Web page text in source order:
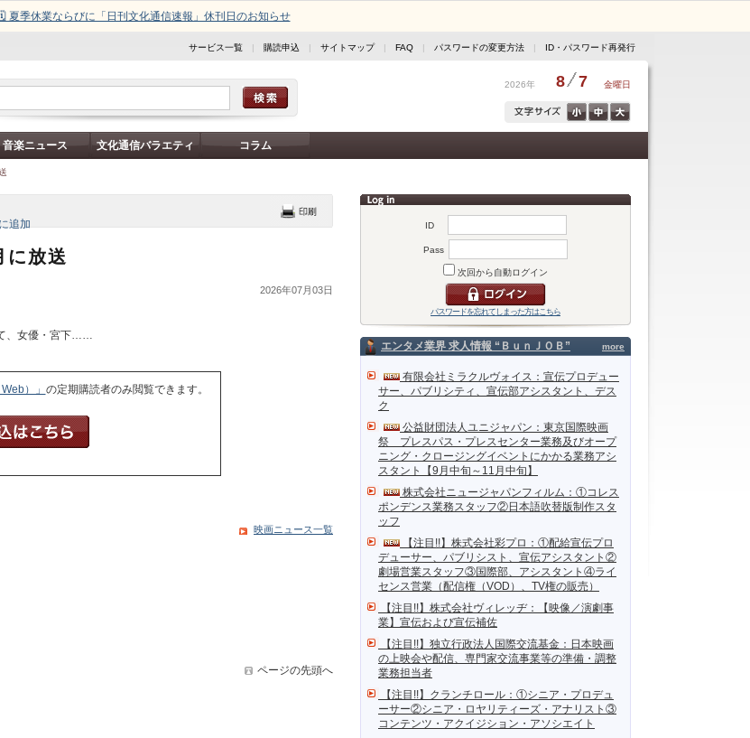
🗓️ 夏季休業ならびに「日刊文化通信速報」休刊日のお知らせ
サービス一覧 | 購読申込 | サイトマップ| FAQ | パスワードの変更方法 | ID・パスワード再発行
2026年 8 7 金曜日
音楽ニュース 文化通信バラエティ コラム
ID
Pass
次回から自動ログイン
パスワードを忘れてしまった方はこちら
more
エンタメ業界 求人情報 “ＢｕｎＪＯＢ”
有限会社ミラクルヴォイス：宣伝プロデュー
サー、パブリシティ、宣伝部アシスタント、デス
ク
公益財団法人ユニジャパン：東京国際映画
祭 プレスパス・プレスセンター業務及びオープ
ニング・クロージングイベントにかかる業務アシ
スタント【9月中旬～11月中旬】
株式会社ニュージャパンフィルム：①コレス
ポンデンス業務スタッフ②日本語吹替版制作スタ
ッフ
【注目!!】株式会社彩プロ：①配給宣伝プロ
デューサー、パブリシスト、宣伝アシスタント②
劇場営業スタッフ③国際部、アシスタント④ライ
センス営業（配信権（VOD）、TV権の販売）
【注目!!】株式会社ヴィレッヂ：【映像／演劇事
業】宣伝および宣伝補佐
【注目!!】独立行政法人国際交流基金：日本映画
の上映会や配信、専門家交流事業等の準備・調整
業務担当者
【注目!!】クランチロール：①シニア・プロデュ
ーサー②シニア・ロヤリティーズ・アナリスト③
コンテンツ・アクイジション・アソシエイト
に放送
2026年07月03日
、女優・宮下……
）」 の定期購読者のみ閲覧できます。
映画ニュース一覧
ページの先頭へ